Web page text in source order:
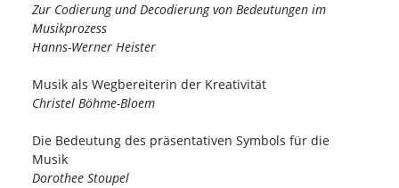
Zur Codierung und Decodierung von Bedeutungen im
Musikprozess
Hanns-Werner Heister
Musik als Wegbereiterin der Kreativität
Christel Böhme-Bloem
Die Bedeutung des präsentativen Symbols für die
Musik
Dorothee Stoupel